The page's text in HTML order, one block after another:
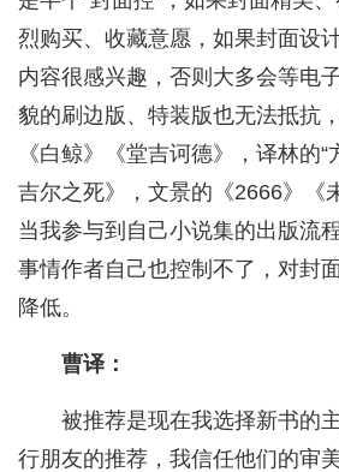
烈购买、收藏意愿，如果封面设
内容很感兴趣，否则大多会等电
貌的刷边版、特装版也无法抵抗
《白鲸》《堂吉诃德》，译林的“
吉尔之死》，文景的《2666》《
当我参与到自己小说集的出版流
事情作者自己也控制不了，对封
降低。
曹译：
被推荐是现在我选择新书的
行朋友的推荐，我信任他们的审